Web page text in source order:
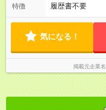
特徴 履歴書不要
気になる！
掲載元企業名